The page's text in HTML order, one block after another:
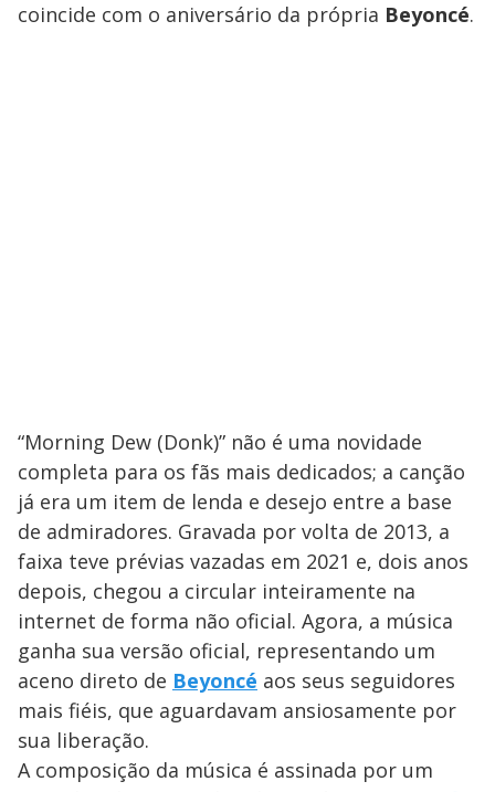
coincide com o aniversário da própria Beyoncé.
“Morning Dew (Donk)” não é uma novidade
completa para os fãs mais dedicados; a canção
já era um item de lenda e desejo entre a base
de admiradores. Gravada por volta de 2013, a
faixa teve prévias vazadas em 2021 e, dois anos
depois, chegou a circular inteiramente na
internet de forma não oficial. Agora, a música
ganha sua versão oficial, representando um
aceno direto de Beyoncé aos seus seguidores
mais fiéis, que aguardavam ansiosamente por
sua liberação.
A composição da música é assinada por um